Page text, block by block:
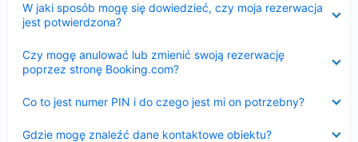
W jaki sposób mogę się dowiedzieć, czy moja rezerwacja
jest potwierdzona?
Czy mogę anulować lub zmienić swoją rezerwację
poprzez stronę Booking.com?
Co to jest numer PIN i do czego jest mi on potrzebny?
Gdzie mogę znaleźć dane kontaktowe obiektu?